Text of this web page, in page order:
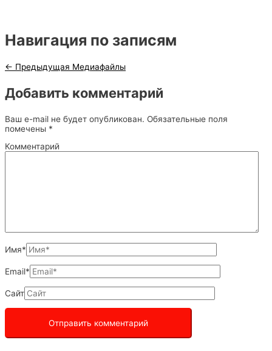
Навигация по записям
← Предыдущая Медиафайлы
Добавить комментарий
Ваш e-mail не будет опубликован. Обязательные поля
помечены *
Комментарий
Имя*
Email*
Сайт